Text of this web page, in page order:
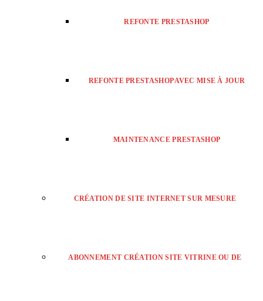
REFONTE PRESTASHOP
REFONTE PRESTASHOP AVEC MISE À JOUR
MAINTENANCE PRESTASHOP
CRÉATION DE SITE INTERNET SUR MESURE
ABONNEMENT CRÉATION SITE VITRINE OU DE